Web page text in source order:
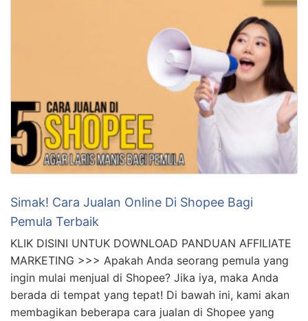
Simak! Cara Jualan Online Di Shopee Bagi
Pemula Terbaik
KLIK DISINI UNTUK DOWNLOAD PANDUAN AFFILIATE
MARKETING >>> Apakah Anda seorang pemula yang
ingin mulai menjual di Shopee? Jika iya, maka Anda
berada di tempat yang tepat! Di bawah ini, kami akan
membagikan beberapa cara jualan di Shopee yang